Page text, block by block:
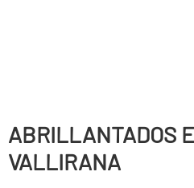
ABRILLANTADOS
VALLIRANA